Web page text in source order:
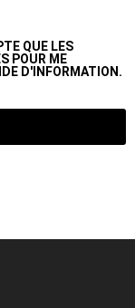
QUE LES
POUR ME
D'INFORMATION.